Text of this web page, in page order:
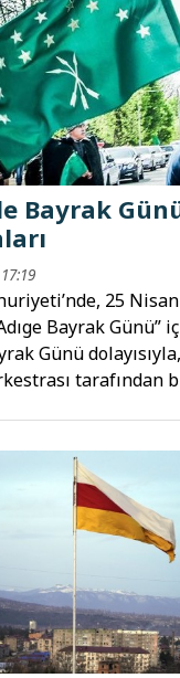
Bayrak
25
Bayrak Günü”
Günü
tarafından